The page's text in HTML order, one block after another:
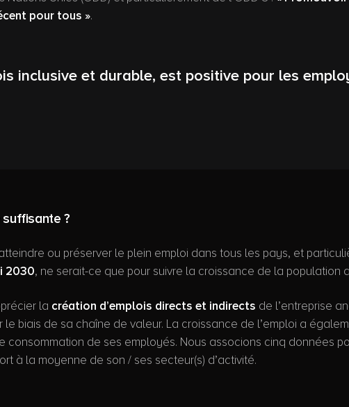
pour tous ».
inclusive et durable, est positive pour les
?
ou préserver le plein emploi dans tous les pays, et
2030, ne serait-ce que pour suivre la croissance de la population
la création d’emplois directs et indirects de l’entreprise
biais de sa chaîne de valeur. La croissance de l’emploi a
de ses employés. Nous associons cinq données
à la moyenne de son / ses secteur(s) d’activité.